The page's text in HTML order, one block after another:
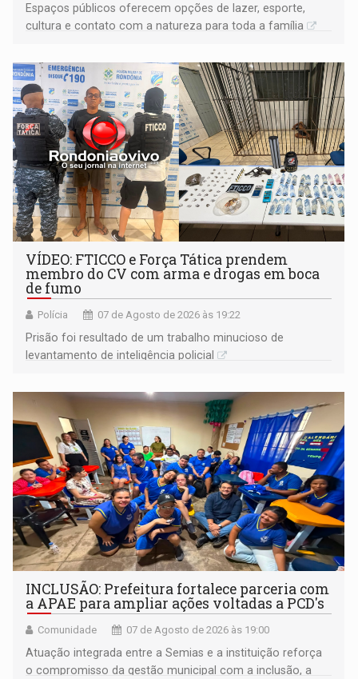
Espaços públicos oferecem opções de lazer, esporte,
cultura e contato com a natureza para toda a família
VÍDEO: FTICCO e Força Tática prendem
membro do CV com arma e drogas em boca
de fumo
Polícia 07 de Agosto de 2026 às 19:22
Prisão foi resultado de um trabalho minucioso de
levantamento de inteligência policial
INCLUSÃO: Prefeitura fortalece parceria com
a APAE para ampliar ações voltadas a PCD's
Comunidade 07 de Agosto de 2026 às 19:00
Atuação integrada entre a Semias e a instituição reforça
o compromisso da gestão municipal com a inclusão, a